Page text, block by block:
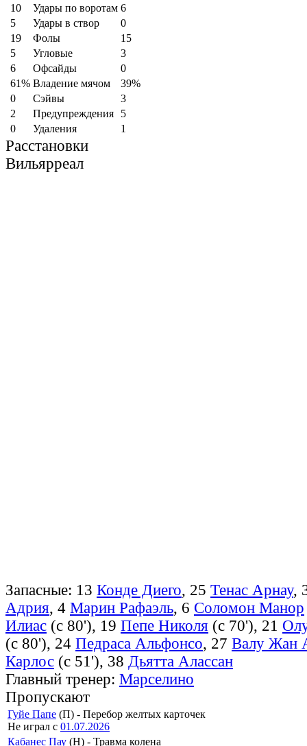
10 Удары по воротам 6
5
Удары в створ
0
19
Фолы
15
5
Угловые
3
6
Офсайды
0
61% Владение мячом
39%
0
Cэйвы
3
2
Предупреждения
5
0
Удаления 1
Расстановки
Вильярреал
Запасные: 13 Конде Диего, 25 Тенас Арнау,
Адрия, 4 Марин Рафаэль, 6 Соломон Манор
Илиас (с 80'), 19 Пепе Николя (с 70'), 21
(с 80'), 24 Педраса Альфонсо, 27 Валу Жан
Карлос (с 51'), 38 Дьятта Алассан
Главный тренер: Марселино
Пропускают
Гуйе Папе (П) - Перебор желтых карточек
Не играл с 01.07.2026
Кабанес Пау (Н) - Травма колена